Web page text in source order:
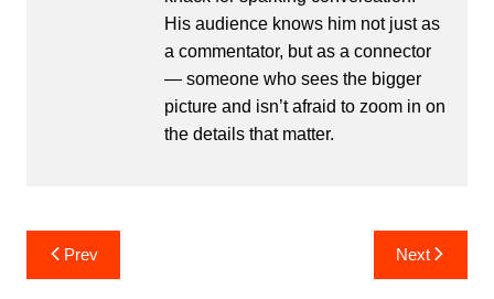
His audience knows him not just as
a commentator, but as a connector
— someone who sees the bigger
picture and isn’t afraid to zoom in on
the details that matter.
Post
navigation
Prev Next